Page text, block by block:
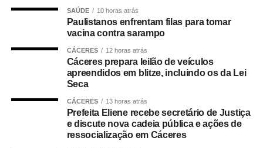
os patrões aumentem a oferta de reajuste para 5%, o
mesmo valor pago as categorias de rodoviários das
cidades de Duque de Caxias e Nova Iguaçu, na Baixada
Fluminense.
Paralisação
No dia 27 de junho, o Sindicato dos Rodoviários ajuizou
o dissídio coletivo de greve e de natureza econômica. Na
mesma data, o TRT-RJ, considerou a greve legal e
SAÚDE 10 horas atrás
Paulistanos enfrentam filas para tomar
vacina contra sarampo
CÁCERES 12 horas atrás
Cáceres prepara leilão de veículos
apreendidos em blitze, incluindo os da Lei
Seca
CÁCERES 13 horas atrás
Prefeita Eliene recebe secretário de Justiça
e discute nova cadeia pública e ações de
ressocialização em Cáceres